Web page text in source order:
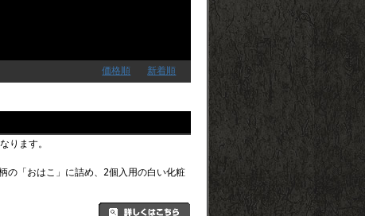
価格順 新着順
ります。
の「おはこ」に詰め、2個入用の白い化粧